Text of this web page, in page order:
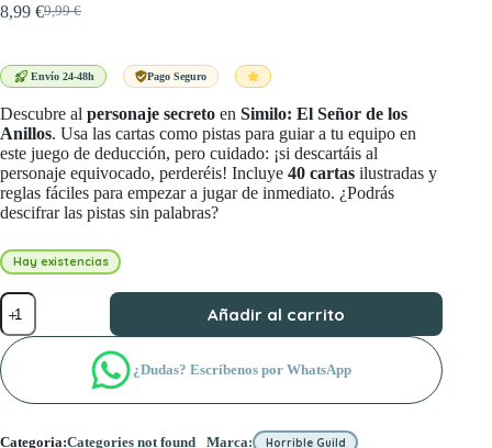
9,99€
El
era:
8,99 €El
es:
Envío 24-48h Pago Seguro
Descubre al personaje secreto en Similo: El Señor de los
Anillos. Usa las cartas como pistas para guiar a tu equipo en
este juego de deducción, pero cuidado: ¡si descartáis al
personaje equivocado, perderéis! Incluye 40 cartas ilustradas y
reglas fáciles para empezar a jugar de inmediato. ¿Podrás
descifrar las pistas sin palabras?
Hay existencias
Similo
El
Señor
de
los
Anillos
Añadir al carrito
¿Dudas? Escríbenos por WhatsApp
Categoria:Categories not found Marca: Horrible Guild